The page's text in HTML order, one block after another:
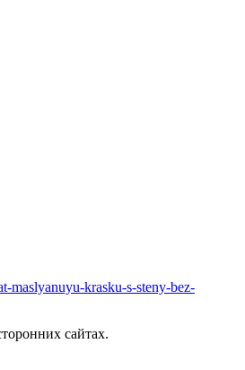
maslyanuyu-krasku-s-steny-bez-
сайтах.